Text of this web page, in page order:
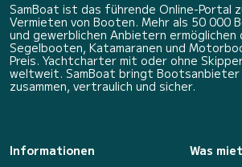
SamBoat ist das führende Online-Portal
Vermieten von Booten. Mehr als 50 000
und gewerblichen Anbietern ermöglichen
Segelbooten, Katamaranen und
Preis. Yachtcharter mit oder ohne
weltweit. SamBoat bringt
zusammen, vertraulich und sicher.
Informationen
Was